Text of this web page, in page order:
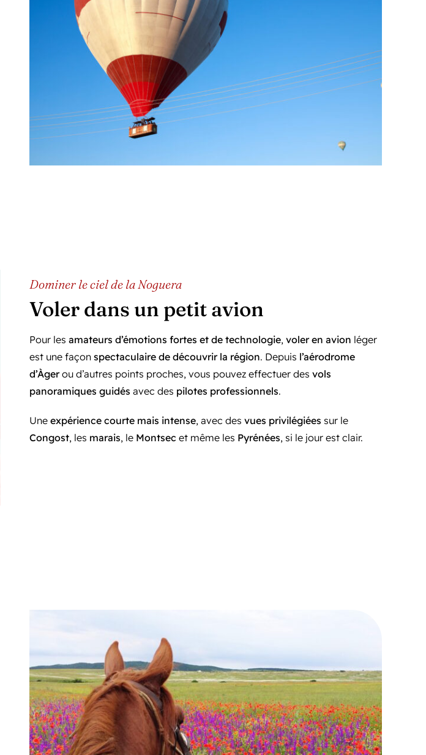
Dominer le ciel de la Noguera
Voler dans un petit avion
Pour les amateurs d’émotions fortes et de technologie, voler en avion léger
est une façon spectaculaire de découvrir la région. Depuis l’aérodrome
d’Àgerou d’autres points proches, vous pouvez effectuer des vols
panoramiques guidés avec des pilotes professionnels.
Une expérience courte mais intense, avec des vues privilégiées sur le
Congost, les marais, le Montsec et même les Pyrénées, si le jour est clair.